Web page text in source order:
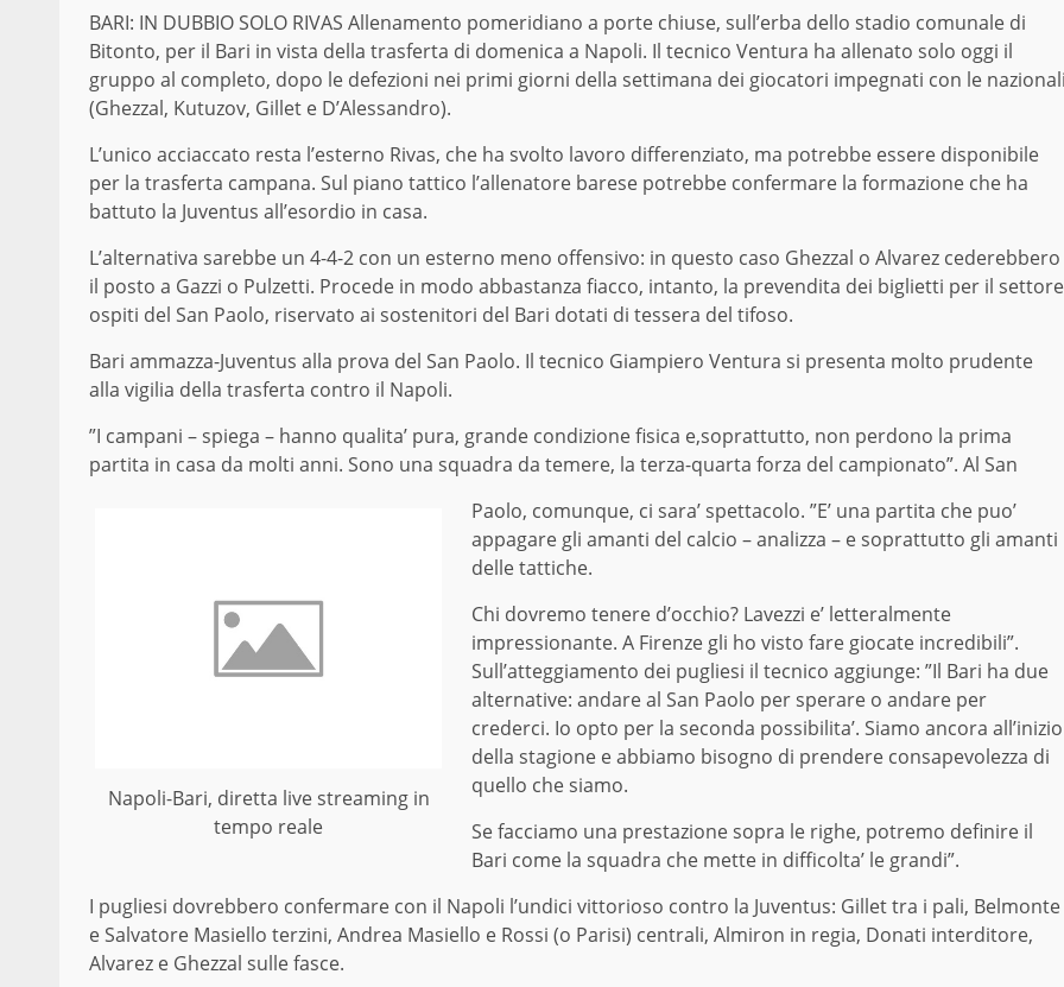
BARI: IN DUBBIO SOLO RIVAS Allenamento pomeridiano a porte chiuse, sull’erba dello stadio comunale di
Bitonto, per il Bari in vista della trasferta di domenica a Napoli. Il tecnico Ventura ha allenato solo oggi il
gruppo al completo, dopo le defezioni nei primi giorni della settimana dei giocatori impegnati con le
(Ghezzal, Kutuzov, Gillet e D’Alessandro).
L’unico acciaccato resta l’esterno Rivas, che ha svolto lavoro differenziato, ma potrebbe essere disponibile
per la trasferta campana. Sul piano tattico l’allenatore barese potrebbe confermare la formazione che ha
battuto la Juventus all’esordio in casa.
L’alternativa sarebbe un 4-4-2 con un esterno meno offensivo: in questo caso Ghezzal o Alvarez cederebbero
il posto a Gazzi o Pulzetti. Procede in modo abbastanza fiacco, intanto, la prevendita dei biglietti per il settore
ospiti del San Paolo, riservato ai sostenitori del Bari dotati di tessera del tifoso.
Bari ammazza-Juventus alla prova del San Paolo. Il tecnico Giampiero Ventura si presenta molto prudente
alla vigilia della trasferta contro il Napoli.
”I campani – spiega – hanno qualita’ pura, grande condizione fisica e,soprattutto, non perdono la prima
partita in casa da molti anni. Sono una squadra da temere, la terza-quarta forza del campionato”. Al San
Napoli-Bari, diretta live streaming in
tempo reale
Paolo, comunque, ci sara’ spettacolo. ”E’ una partita che puo’
appagare gli amanti del calcio – analizza – e soprattutto gli amanti
delle tattiche.
Chi dovremo tenere d’occhio? Lavezzi e’ letteralmente
impressionante. A Firenze gli ho visto fare giocate incredibili”.
Sull’atteggiamento dei pugliesi il tecnico aggiunge: ”Il Bari ha due
alternative: andare al San Paolo per sperare o andare per
crederci. Io opto per la seconda possibilita’. Siamo ancora all’inizio
della stagione e abbiamo bisogno di prendere consapevolezza di
quello che siamo.
Se facciamo una prestazione sopra le righe, potremo definire il
Bari come la squadra che mette in difficolta’ le grandi”.
I pugliesi dovrebbero confermare con il Napoli l’undici vittorioso contro la Juventus: Gillet tra i pali, Belmonte
e Salvatore Masiello terzini, Andrea Masiello e Rossi (o Parisi) centrali, Almiron in regia, Donati interditore,
Alvarez e Ghezzal sulle fasce.